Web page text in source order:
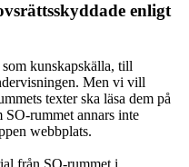
enligt
kunskapskälla, till
Men vi vill
texter ska läsa dem på
rummet annars inte
webbplats.
från SO-rummet i